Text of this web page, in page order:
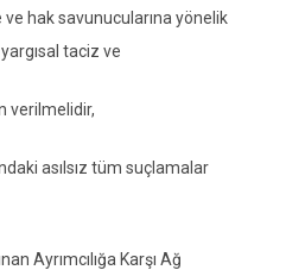
hak savunucularına yönelik
taciz ve
verilmelidir,
asılsız tüm suçlamalar
Ayrımcılığa Karşı Ağ